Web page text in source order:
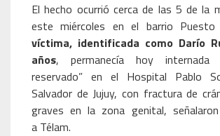
El hecho ocurrió cerca de las 5 de la
este miércoles en el barrio
víctima, identificada como Darío
años, permanecía hoy internada
reservado” en el Hospital Pablo
Salvador de Jujuy, con fractura de
graves en la zona genital,
a Télam.